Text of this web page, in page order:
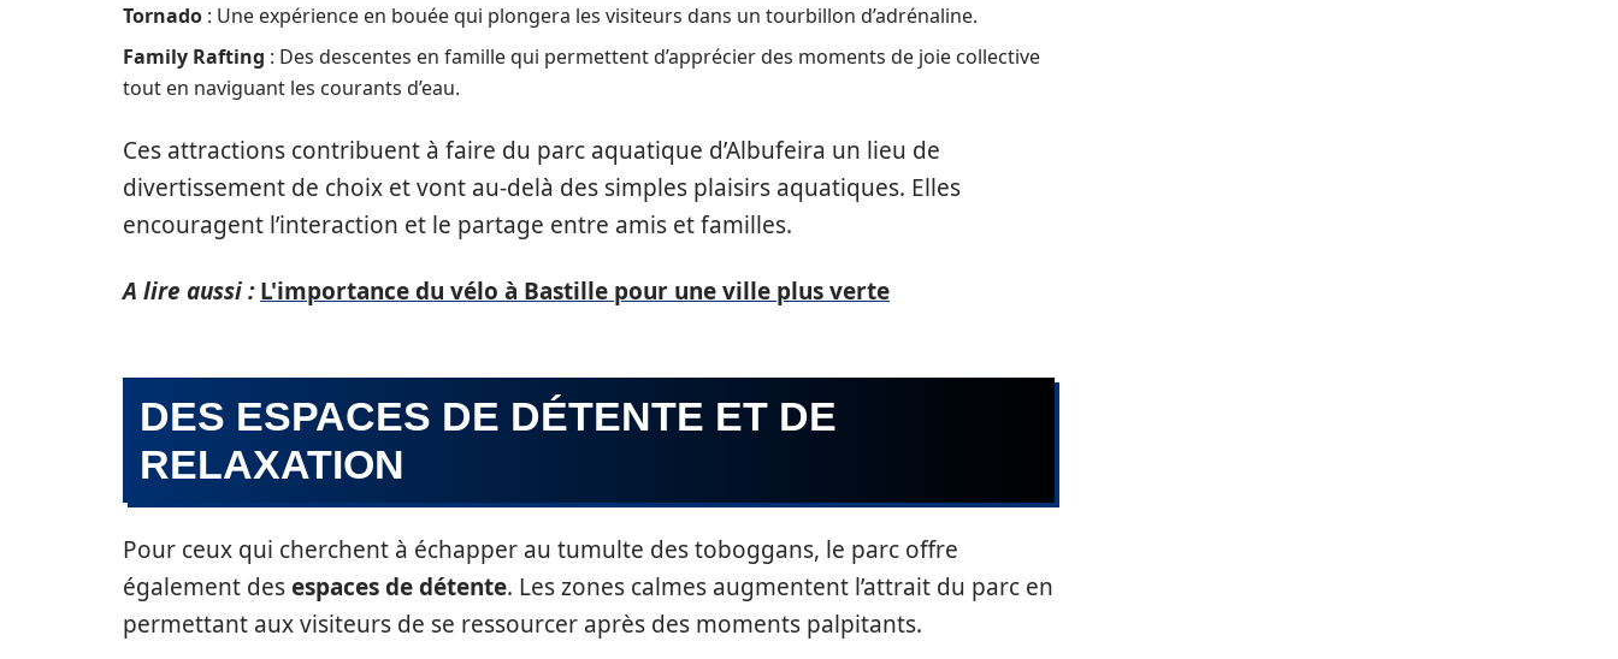
Tornado : Une expérience en bouée qui plongera les visiteurs dans un tourbillon d’adrénaline.
Family Rafting : Des descentes en famille qui permettent d’apprécier des moments de joie collective
tout en naviguant les courants d’eau.
Ces attractions contribuent à faire du parc aquatique d’Albufeira un lieu de
divertissement de choix et vont au-delà des simples plaisirs aquatiques. Elles
encouragent l’interaction et le partage entre amis et familles.
A lire aussi : L'importance du vélo à Bastille pour une ville plus verte
DES ESPACES DE DÉTENTE ET DE
RELAXATION
Pour ceux qui cherchent à échapper au tumulte des toboggans, le parc offre
également desespaces de détente. Les zones calmes augmentent l’attrait du parc en
permettant aux visiteurs de se ressourcer après des moments palpitants.